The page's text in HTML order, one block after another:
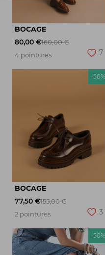
BOCAGE
80,00 €160,00 €
4 pointures
7
-50%
BOCAGE
77,50 €155,00 €
2 pointures
3
-50%